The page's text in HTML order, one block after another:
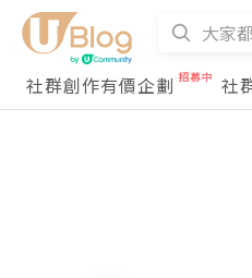
社群創作有價企劃
社